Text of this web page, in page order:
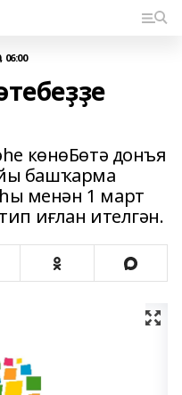
06:00
көнөБөтә донъя
башҡарма
менән 1 март
иғлан ителгән.